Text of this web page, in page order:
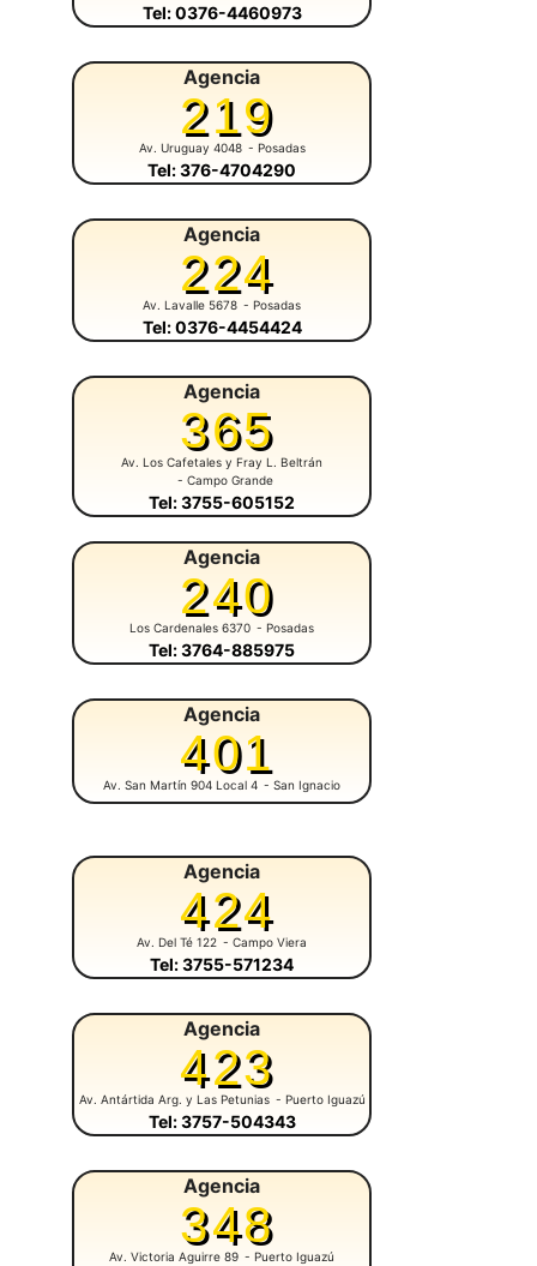
Tel: 0376-4460973
Agencia
219
Av. Uruguay 4048 - Posadas
Tel: 376-4704290
Agencia
224
Av. Lavalle 5678 - Posadas
Tel: 0376-4454424
Agencia
365
Av. Los Cafetales y Fray L. Beltrán
- Campo Grande
Tel: 3755-605152
Agencia
240
Los Cardenales 6370 - Posadas
Tel: 3764-885975
Agencia
401
Av. San Martín 904 Local 4 - San Ignacio
Agencia
424
Av. Del Té 122 - Campo Viera
Tel: 3755-571234
Agencia
423
Av. Antártida Arg. y Las Petunias - Puerto Iguazú
Tel: 3757-504343
Agencia
348
Av. Victoria Aguirre 89 - Puerto Iguazú